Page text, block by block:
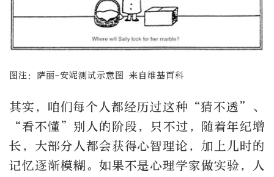
图注：萨丽-安妮测试示意图 来自维基百科
其实，咱们每个人都经历过这种“猜不透”、
“看不懂”别人的阶段，只不过，随着年纪增
长，大部分人都会获得心智理论，加上儿时的
记忆逐渐模糊。如果不是心理学家做实验，人